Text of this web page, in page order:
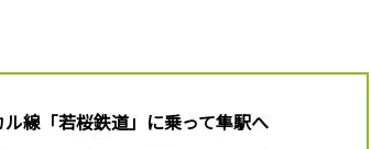
ル線「若桜鉄道」に乗って隼駅へ